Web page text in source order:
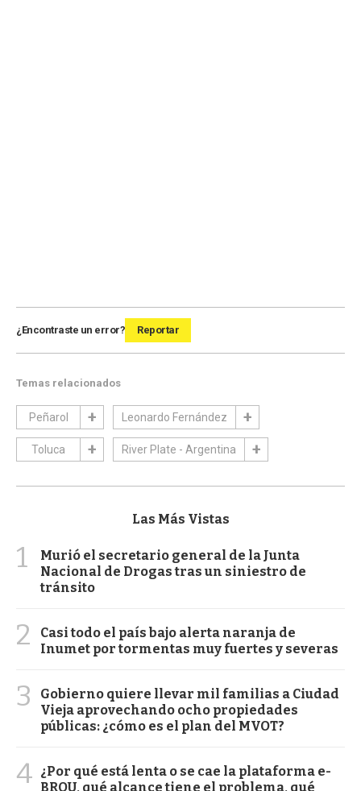
¿Encontraste un error? Reportar
Temas relacionados
Peñarol Leonardo Fernández
Toluca River Plate - Argentina
Las Más Vistas
1
Murió el secretario general de la Junta
Nacional de Drogas tras un siniestro de
tránsito
2
Casi todo el país bajo alerta naranja de
Inumet por tormentas muy fuertes y severas
3
Gobierno quiere llevar mil familias a Ciudad
Vieja aprovechando ocho propiedades
públicas: ¿cómo es el plan del MVOT?
4 ¿Por qué está lenta o se cae la plataforma e-
BROU, qué alcance tiene el problema, qué